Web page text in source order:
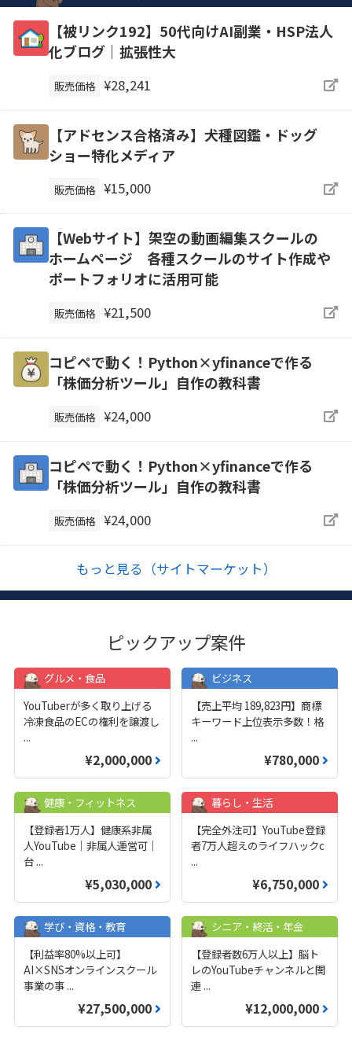
【被リンク192】50代向けAI副業・HSP法人
化ブログ｜拡張性大
販売価格 ¥28,241
【アドセンス合格済み】犬種図鑑・ドッグ
ショー特化メディア
販売価格 ¥15,000
【Webサイト】架空の動画編集スクールの
ホームページ 各種スクールのサイト作成や
ポートフォリオに活用可能
販売価格 ¥21,500
コピペで動く！Python×yfinanceで作る
「株価分析ツール」自作の教科書
販売価格 ¥24,000
コピペで動く！Python×yfinanceで作る
「株価分析ツール」自作の教科書
販売価格 ¥24,000
もっと見る（サイトマーケット）
ピックアップ案件
グルメ・食品
YouTuberが多く取り上げる
冷凍食品のECの権利を譲渡し
...
¥2,000,000
ビジネス
【売上平均 189,823円】商標
キーワード上位表示多数！格
...
¥780,000
健康・フィットネス
【登録者1万人】健康系非属
人YouTube｜非属人運営可｜
台 ...
¥5,030,000
暮らし・生活
【完全外注可】YouTube登録
者7万人超えのライフハックc
...
¥6,750,000
学び・資格・教育
【利益率80%以上可】
AI×SNSオンラインスクール
事業の事 ...
¥27,500,000
シニア・終活・年金
【登録者数6万人以上】脳ト
レのYouTubeチャンネルと関
連 ...
¥12,000,000